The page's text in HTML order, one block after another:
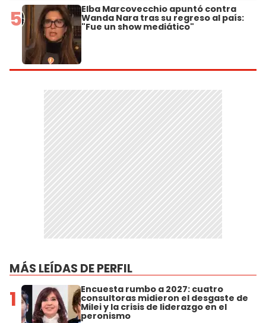
5 Elba Marcovecchio apuntó contra
Wanda Nara tras su regreso al país:
"Fue un show mediático"
MÁS LEÍDAS DE PERFIL
1 Encuesta rumbo a 2027: cuatro
consultoras midieron el desgaste de
Milei y la crisis de liderazgo en el
peronismo